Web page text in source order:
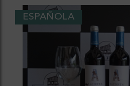
ESPAÑOLA